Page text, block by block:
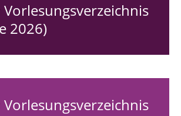
Vorlesungsverzeichnis
2026)
Vorlesungsverzeichnis